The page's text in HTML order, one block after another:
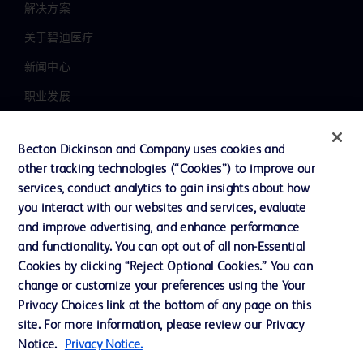
解决方案
关于碧迪医疗
新闻中心
职业发展
主动召回
联系我们
Cookie 政策
隐私政策
使用条款
Becton Dickinson and Company uses cookies and
other tracking technologies (“Cookies”) to improve our
services, conduct analytics to gain insights about how
you interact with our websites and services, evaluate
and improve advertising, and enhance performance
and functionality. You can opt out of all non-Essential
Cookies by clicking “Reject Optional Cookies.” You can
change or customize your preferences using the Your
Privacy Choices link at the bottom of any page on this
site. For more information, please review our Privacy
Notice.
Privacy Notice.